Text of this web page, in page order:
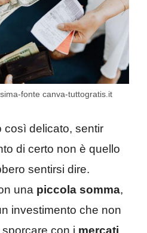
fonte canva-tuttogratis.it
così delicato, sentir
di certo non è quello
sentirsi dire.
una piccola somma,
investimento che non